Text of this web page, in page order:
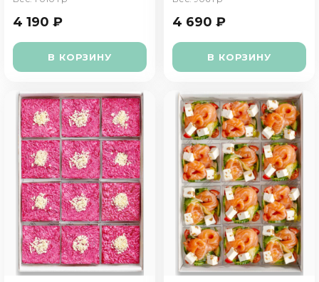
4 190 ₽
В КОРЗИНУ
4 690 ₽
В КОРЗИНУ